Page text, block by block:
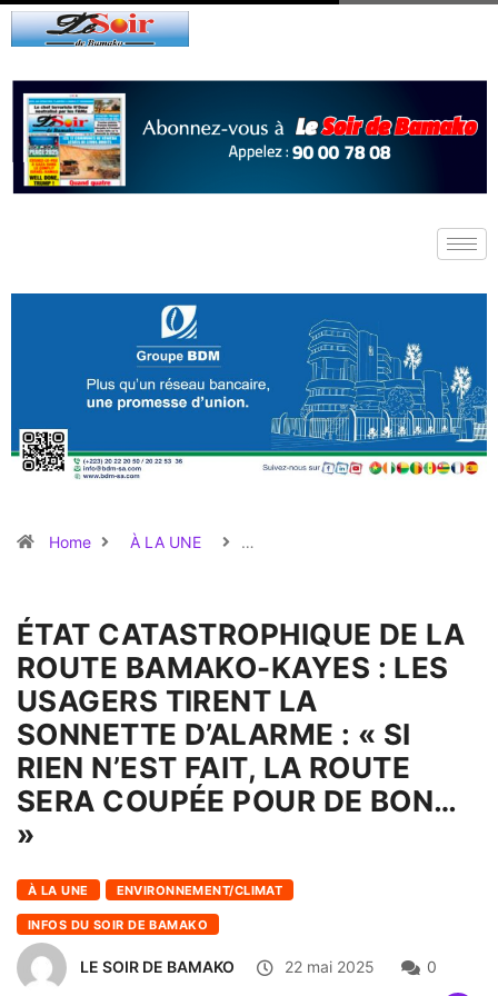
Home À LA UNE …
ÉTAT CATASTROPHIQUE DE LA
ROUTE BAMAKO-KAYES : LES
USAGERS TIRENT LA
SONNETTE D’ALARME : « SI
RIEN N’EST FAIT, LA ROUTE
SERA COUPÉE POUR DE BON…
»
À LA UNE ENVIRONNEMENT/CLIMAT
INFOS DU SOIR DE BAMAKO
LE SOIR DE BAMAKO 22 mai 2025 0